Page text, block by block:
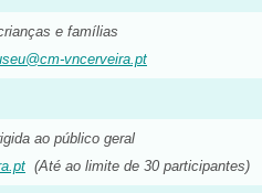
e famílias
vncerveira.pt
ao público geral
(Até ao limite de 30 participantes)